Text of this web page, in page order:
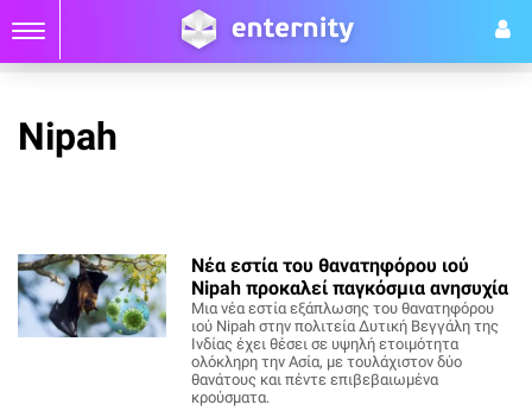
Nipah
Νέα εστία του θανατηφόρου ιού
Nipah προκαλεί παγκόσμια ανησυχία
Μια νέα εστία εξάπλωσης του θανατηφόρου
ιού Nipah στην πολιτεία Δυτική Βεγγάλη της
Ινδίας έχει θέσει σε υψηλή ετοιμότητα
ολόκληρη την Ασία, με τουλάχιστον δύο
θανάτους και πέντε επιβεβαιωμένα
κρούσματα.